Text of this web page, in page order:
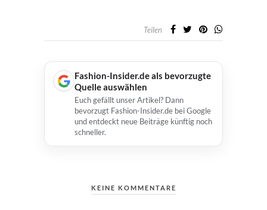
Teilen
Fashion-Insider.de als bevorzugte
Quelle auswählen
Euch gefällt unser Artikel? Dann
bevorzugt Fashion-Insider.de bei Google
und entdeckt neue Beiträge künftig noch
schneller.
KEINE KOMMENTARE